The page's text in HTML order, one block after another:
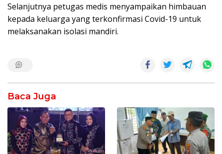
Selanjutnya petugas medis menyampaikan himbauan
kepada keluarga yang terkonfirmasi Covid-19 untuk
melaksanakan isolasi mandiri.
Baca Juga